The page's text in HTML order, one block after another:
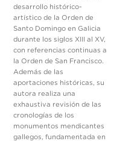
desarrollo histórico-
artístico de la Orden de
Santo Domingo en Galicia
durante los siglos XIII al XV,
con referencias continuas a
la Orden de San Francisco.
Además de las
aportaciones históricas, su
autora realiza una
exhaustiva revisión de las
cronologías de los
monumentos mendicantes
gallegos, fundamentada en